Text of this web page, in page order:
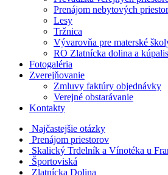
Prenájom nebytových
Lesy
Tržnica
Vývarovňa pre materské
RO Zlatnícka dolina a
Fotogaléria
Zverejňovanie
Zmluvy faktúry objednávky
Verejné obstarávanie
Kontakty
Najčastejšie otázky
Prenájom priestorov
Skalický Trdelník a Vínotéka u
Športoviská
Zlatnícka Dolina